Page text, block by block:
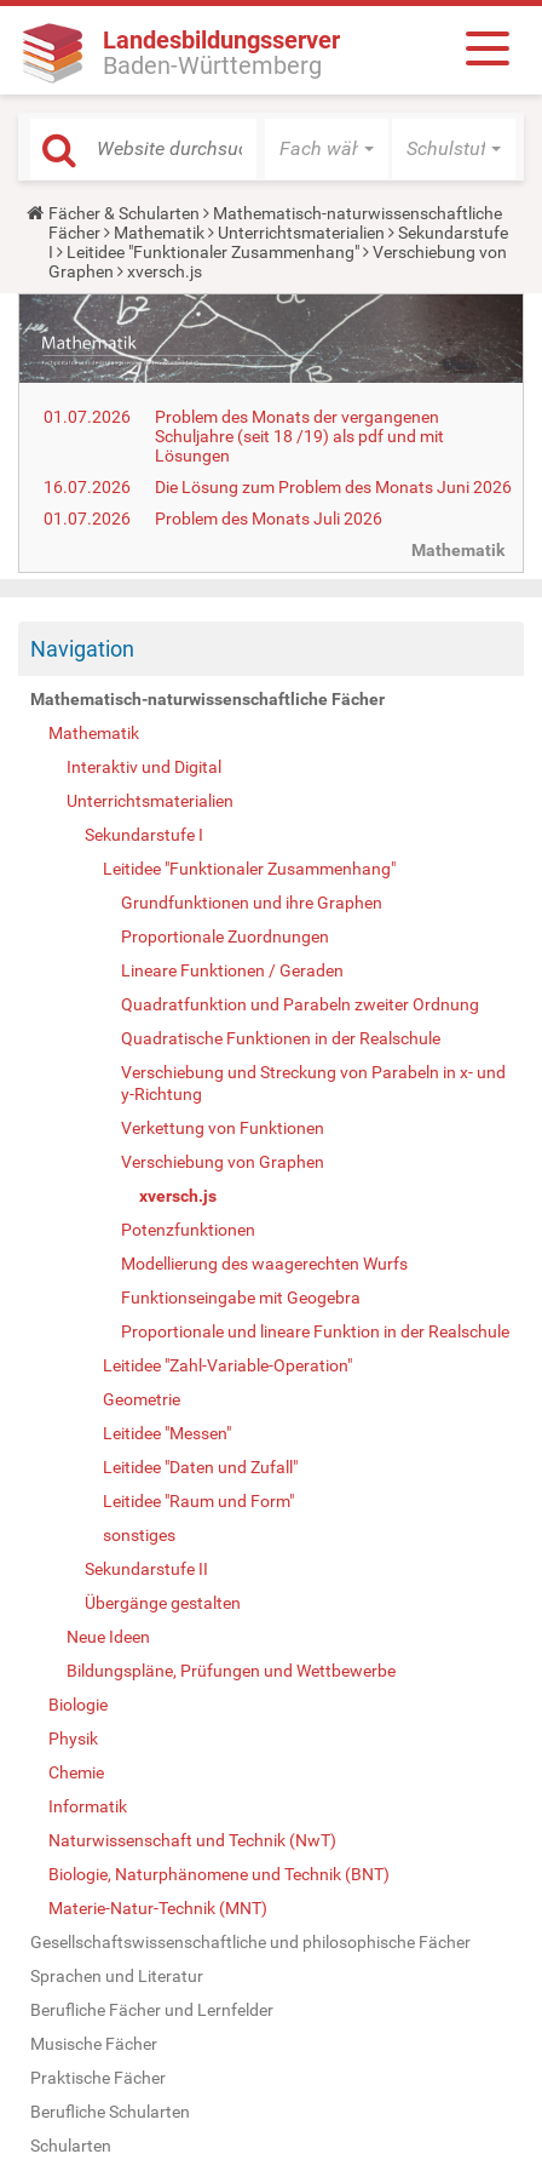
Landesbildungsserver
Baden-Württemberg
Fach wählen Schulstufe
Y
o
u
a
r
e
h
e
r
e
Fächer & Schularten
Mathematisch-naturwissenschaftliche
Fächer
Mathematik Unterrichtsmaterialien
Sekundarstufe
I
Leitidee "Funktionaler Zusammenhang"
Verschiebung von
Graphen
xversch.js
01.07.2026
Problem des Monats der vergangenen
Schuljahre (seit 18 /19) als pdf und mit
Lösungen
16.07.2026
Die Lösung zum Problem des Monats Juni 2026
01.07.2026
Problem des Monats Juli 2026
Mathematik
Navigation
Mathematisch-naturwissenschaftliche Fächer
Mathematik
Interaktiv und Digital
Unterrichtsmaterialien
Sekundarstufe I
Leitidee "Funktionaler Zusammenhang"
Grundfunktionen und ihre Graphen
Proportionale Zuordnungen
Lineare Funktionen / Geraden
Quadratfunktion und Parabeln zweiter Ordnung
Quadratische Funktionen in der Realschule
Verschiebung und Streckung von Parabeln in x- und
y-Richtung
Verkettung von Funktionen
Verschiebung von Graphen
xversch.js
Potenzfunktionen
Modellierung des waagerechten Wurfs
Funktionseingabe mit Geogebra
Proportionale und lineare Funktion in der Realschule
Leitidee "Zahl-Variable-Operation"
Geometrie
Leitidee "Messen"
Leitidee "Daten und Zufall"
Leitidee "Raum und Form"
sonstiges
Sekundarstufe II
Übergänge gestalten
Neue Ideen
Bildungspläne, Prüfungen und Wettbewerbe
Biologie
Physik
Chemie
Informatik
Naturwissenschaft und Technik (NwT)
Biologie, Naturphänomene und Technik (BNT)
Materie-Natur-Technik (MNT)
Gesellschaftswissenschaftliche und philosophische Fächer
Sprachen und Literatur
Berufliche Fächer und Lernfelder
Musische Fächer
Praktische Fächer
Berufliche Schularten
Schularten